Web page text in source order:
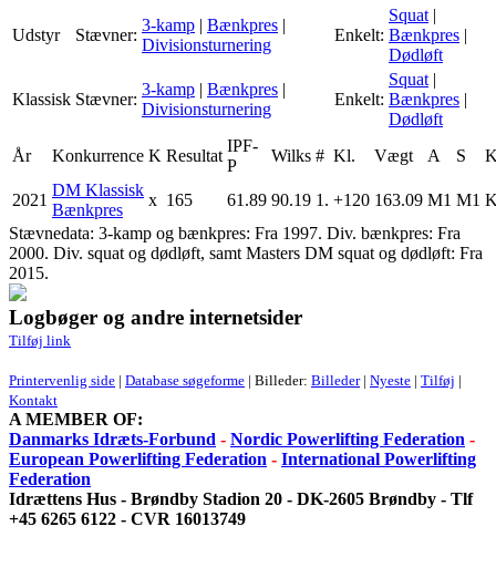
Udstyr Stævner:
3-kamp | Bænkpres |
Divisionsturnering
Enkelt:
Squat |
Bænkpres |
Dødløft
Klassisk Stævner:
3-kamp | Bænkpres |
Divisionsturnering
Enkelt:
Squat |
Bænkpres |
Dødløft
År
Konkurrence K Resultat
IPF-
P
Wilks # Kl. Vægt A S
2021
DM Klassisk
Bænkpres
x 165 61.89 90.19 1. +120 163.09 M1 M1
Stævnedata: 3-kamp og bænkpres: Fra 1997. Div. bænkpres: Fra
2000. Div. squat og dødløft, samt Masters DM squat og dødløft: Fra
2015.
Logbøger og andre internetsider
Tilføj link
Printervenlig side | Database søgeforme | Billeder: Billeder| Nyeste | Tilføj |
Kontakt
A MEMBER OF:
Danmarks Idræts-Forbund - Nordic Powerlifting Federation -
European Powerlifting Federation - International Powerlifting
Federation
Idrættens Hus - Brøndby Stadion 20 - DK-2605 Brøndby - Tlf
+45 6265 6122 - CVR 16013749